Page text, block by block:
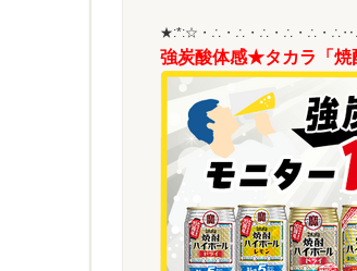
★:*:☆・∴・∴・∴・∴・∴・
強炭酸体感★タカラ「焼